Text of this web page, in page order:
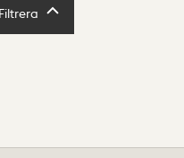
Filtrera